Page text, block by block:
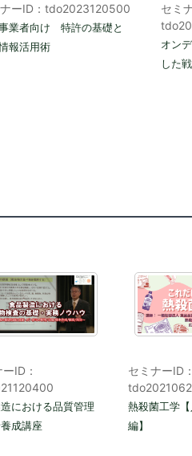
ーID：tdo2023120500
業者向け 特許の基礎と
報活用術
セミ
オン
した
ID：
における品質管理
成講座
セミナーID：
熱殺菌工学
編】